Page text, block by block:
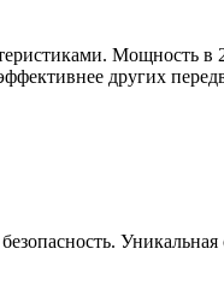
Мощность в
других
Уникальная